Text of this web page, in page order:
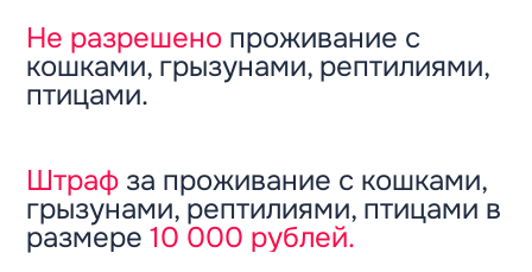
Не разрешено проживание с
кошками, грызунами, рептилиями,
птицами.
Штраф за проживание с кошками,
грызунами, рептилиями, птицами в
размере10 000 рублей.